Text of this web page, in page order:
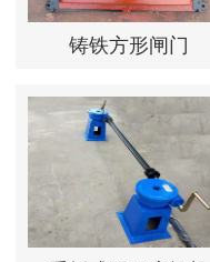
铸铁方形闸门